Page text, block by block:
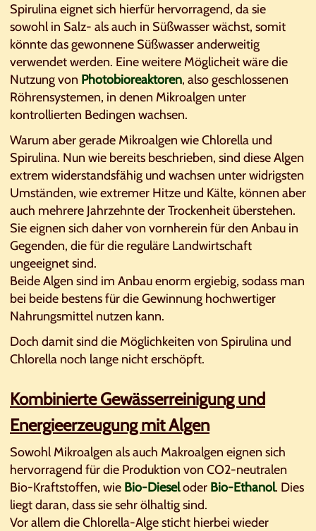
Spirulina eignet sich hierfür hervorragend, da sie
sowohl in Salz- als auch in Süßwasser wächst, somit
könnte das gewonnene Süßwasser anderweitig
verwendet werden. Eine weitere Möglicheit wäre die
Nutzung von Photobioreaktoren, also geschlossenen
Röhrensystemen, in denen Mikroalgen unter
kontrollierten Bedingen wachsen.
Warum aber gerade Mikroalgen wie Chlorella und
Spirulina. Nun wie bereits beschrieben, sind diese Algen
extrem widerstandsfähig und wachsen unter widrigsten
Umständen, wie extremer Hitze und Kälte, können aber
auch mehrere Jahrzehnte der Trockenheit überstehen.
Sie eignen sich daher von vornherein für den Anbau in
Gegenden, die für die reguläre Landwirtschaft
ungeeignet sind.
Beide Algen sind im Anbau enorm ergiebig, sodass man
bei beide bestens für die Gewinnung hochwertiger
Nahrungsmittel nutzen kann.
Doch damit sind die Möglichkeiten von Spirulina und
Chlorella noch lange nicht erschöpft.
Kombinierte Gewässerreinigung und
Energieerzeugung mit Algen
Sowohl Mikroalgen als auch Makroalgen eignen sich
hervorragend für die Produktion von CO2-neutralen
Bio-Kraftstoffen, wie Bio-Dieseloder Bio-Ethanol. Dies
liegt daran, dass sie sehr ölhaltig sind.
Vor allem die Chlorella-Alge sticht hierbei wieder